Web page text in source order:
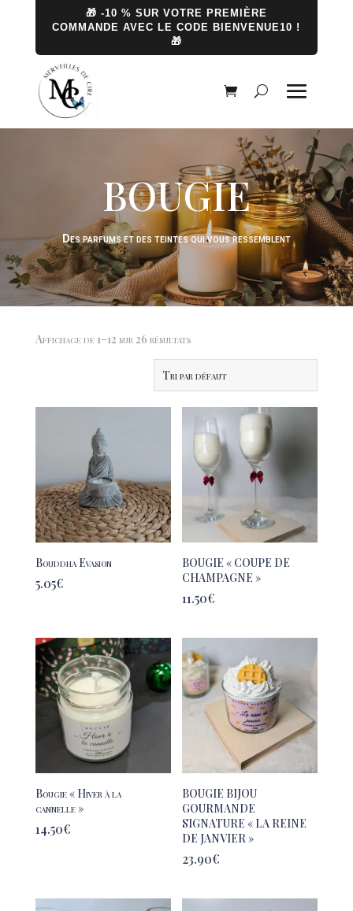
🎁 -10 % SUR VOTRE PREMIÈRE
COMMANDE AVEC LE CODE BIENVENUE10 !
🎁
BOUGIE
Des parfums et des teintes qui vous ressemblent
Affichage de 1–12 sur 26 résultats
Bouddha Evasion
5.05€
BOUGIE « COUPE DE
CHAMPAGNE »
11.50€
Bougie « Hiver à la
cannelle »
14.50€
BOUGIE BIJOU
GOURMANDE
SIGNATURE « LA REINE
DE JANVIER »
23.90€